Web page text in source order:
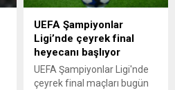
UEFA Şampiyonlar
Ligi’nde çeyrek final
heyecanı başlıyor
UEFA Şampiyonlar Ligi'nde
çeyrek final maçları bugün